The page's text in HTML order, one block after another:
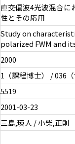
直交偏波4光波混合に
性とその応用
Study on
polarized FWM and
2000
1（課程博士） / 036（
5519
2001-03-23
三島,瑛人 / 小柴,正